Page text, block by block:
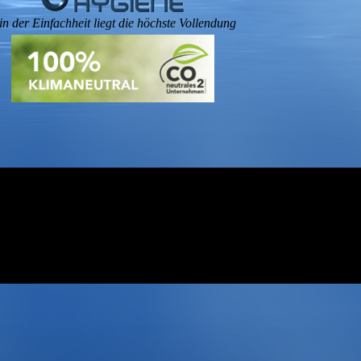
der Einfachheit liegt die höchste Vollendung